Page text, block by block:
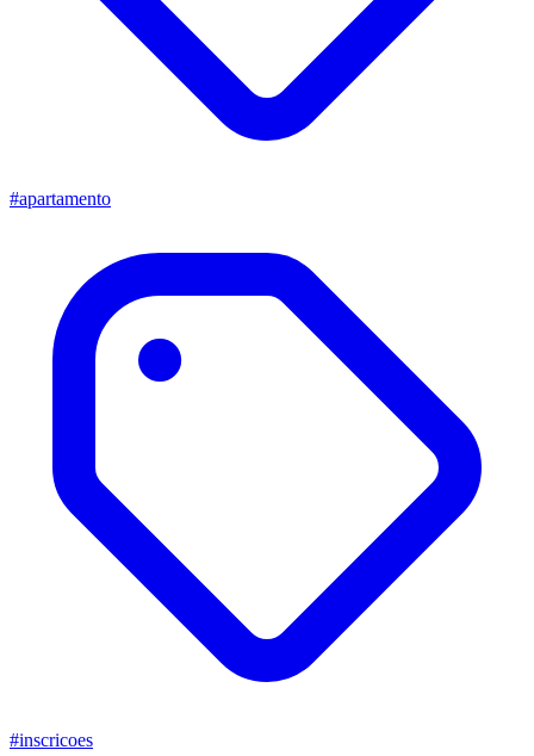
#apartamento
#inscricoes